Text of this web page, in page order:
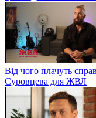
Від чого плачуть
Суровцева для ЖВЛ